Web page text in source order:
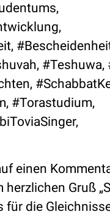
#Teshuwa,
#Torastudium,
einen
Gruß
für die